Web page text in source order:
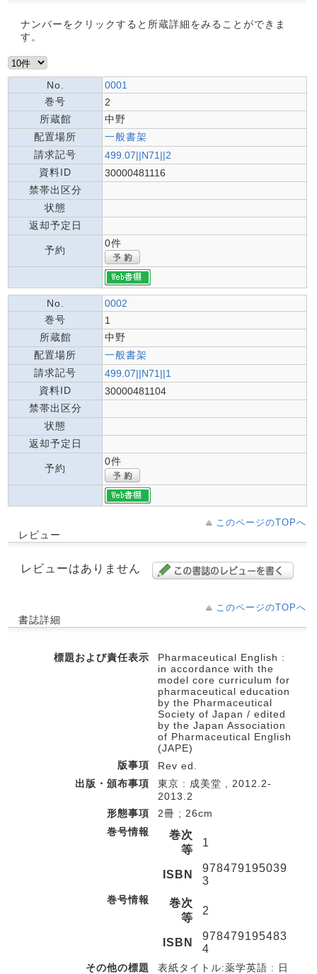
ナンバーをクリックすると所蔵詳細をみることができま
す。
No.
0001
巻号
2
所蔵館
中野
配置場所
一般書架
請求記号
499.07||N71||2
資料ID
30000481116
禁帯出区分
状態
返却予定日
予約
0件
No.
0002
巻号
1
所蔵館
中野
配置場所
一般書架
請求記号
499.07||N71||1
資料ID
30000481104
禁帯出区分
状態
返却予定日
予約
0件
このページのTOPへ
レビュー
レビューはありません
このページのTOPへ
書誌詳細
標題および責任表示
Pharmaceutical English :
in accordance with the
model core curriculum for
pharmaceutical education
by the Pharmaceutical
Society of Japan / edited
by the Japan Association
of Pharmaceutical English
(JAPE)
版事項
Rev ed.
出版・頒布事項
東京 : 成美堂 , 2012.2-
2013.2
形態事項
2冊 ; 26cm
巻号情報
巻次
等
1
ISBN
978479195039
3
巻号情報
巻次
等
2
ISBN
978479195483
4
その他の標題 表紙タイトル:薬学英語 : 日